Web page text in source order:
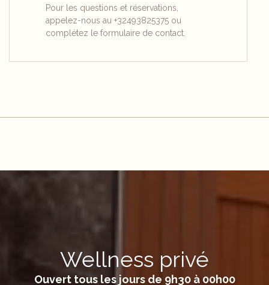
Pour les questions et réservations,
appelez-nous au +32493825375 ou
complétez le formulaire de contact.
Wellness privé
Ouvert tous les jours de 9h30 à 00h00